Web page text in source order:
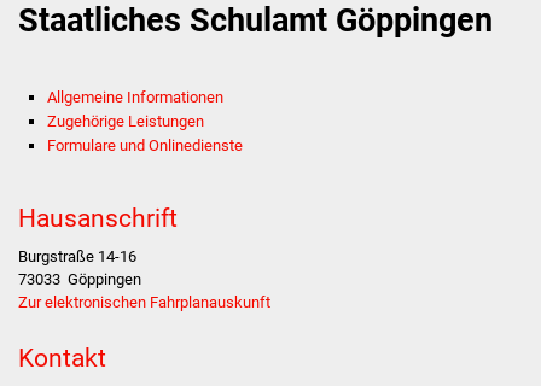
Ratsinformationssystem
Staatliches Schulamt Göppingen
Allgemeine Informationen
Zugehörige Leistungen
Formulare und Onlinedienste
Hausanschrift
Burgstraße 14-16
73033 Göppingen
Zur elektronischen Fahrplanauskunft
Kontakt